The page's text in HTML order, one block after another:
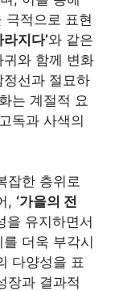
극적으로 표현
지다’와 같은
와 함께 변화
선과 절묘하
는 계절적 요
독과 사색의
잡한 층위로
, ‘가을의 전
을 유지하면서
더욱 부각시
다양성을 표
장과 결과적